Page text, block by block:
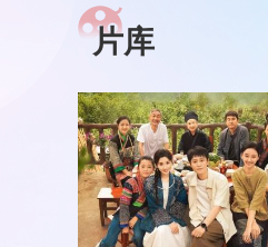
片库